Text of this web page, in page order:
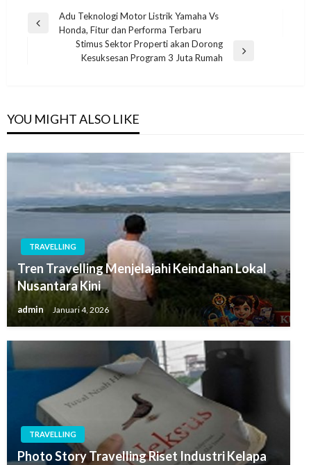
Navigasi
Previous
Adu Teknologi Motor Listrik Yamaha Vs
Honda, Fitur dan Performa Terbaru
Stimus Sektor Properti akan Dorong
Kesuksesan Program 3 Juta Rumah
YOU MIGHT ALSO LIKE
TRAVELLING
Tren Travelling Menjelajahi Keindahan Lokal
Nusantara Kini
admin Januari 4, 2026
TRAVELLING
Photo Story Travelling Riset Industri Kelapa